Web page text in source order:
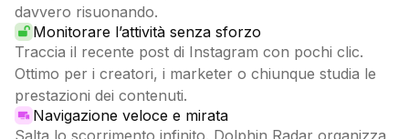
davvero risuonando.
Monitorare l’attività senza sforzo
Traccia il recente post di Instagram con pochi clic.
Ottimo per i creatori, i marketer o chiunque studia le
prestazioni dei contenuti.
Navigazione veloce e mirata
Salta lo scorrimento infinito. Dolphin Radar organizza